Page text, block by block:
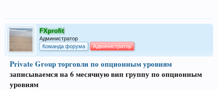
FXprofit
Администратор
Команда форума
Администратор
Private Group торговли по опционным уровням
записываемся на 6 месячную вип группу по опционным
уровням